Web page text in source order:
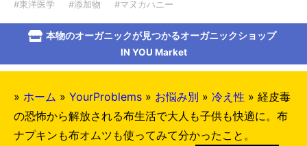
#東洋医学
#添加物 #マヌカハニー
本物のオーガニックが見つかるオーガニックショップ
IN YOU Market
» ホーム » YourProblems » お悩み別 » 冷え性 » 経皮毒
の恐怖から解放される布生活で大人も子供も快適に。布
ナプキンも布オムツも使ってみて分かったこと。